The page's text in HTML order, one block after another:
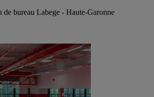
de bureau Labege - Haute-Garonne